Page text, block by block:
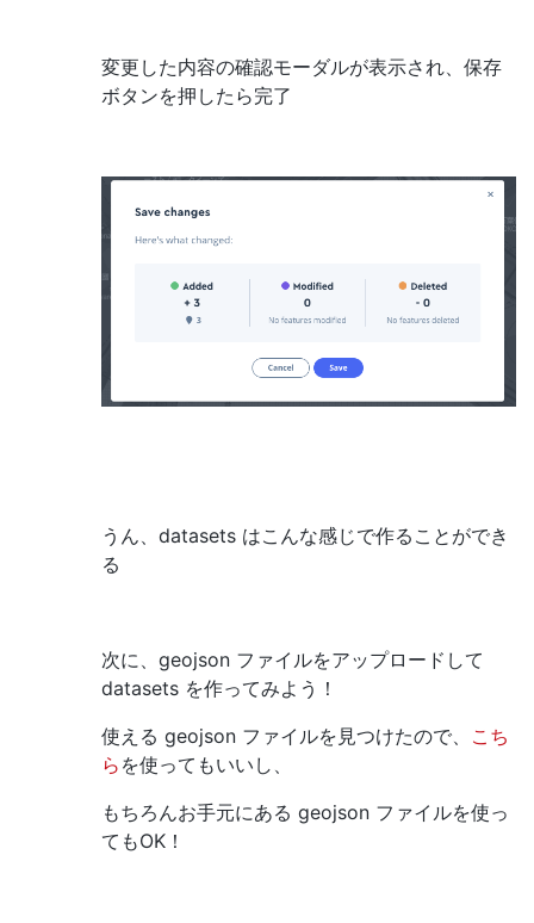
変更した内容の確認モーダルが表示され、保存
ボタンを押したら完了
うん、datasets はこんな感じで作ることができ
る
次に、geojson ファイルをアップロードして
datasets を作ってみよう！
使える geojson ファイルを見つけたので、 こち
ら を使ってもいいし、
もちろんお手元にある geojson ファイルを使っ
てもOK！